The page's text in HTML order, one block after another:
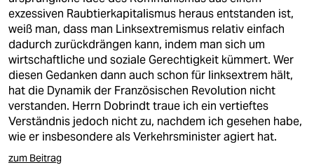
exzessiven Raubtierkapitalismus heraus entstanden ist,
weiß man, dass man Linksextremismus relativ einfach
dadurch zurückdrängen kann, indem man sich um
wirtschaftliche und soziale Gerechtigkeit kümmert. Wer
diesen Gedanken dann auch schon für linksextrem hält,
hat die Dynamik der Französischen Revolution nicht
verstanden. Herrn Dobrindt traue ich ein vertieftes
Verständnis jedoch nicht zu, nachdem ich gesehen habe,
wie er insbesondere als Verkehrsminister agiert hat.
zum Beitrag